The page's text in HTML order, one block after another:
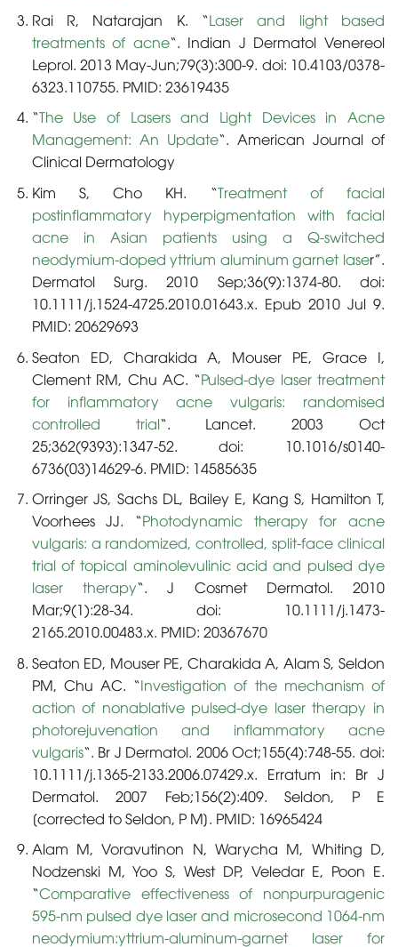
Rai R, Natarajan K. “Laser and light based
treatments of acne“. Indian J Dermatol Venereol
Leprol. 2013 May-Jun;79(3):300-9. doi: 10.4103/0378-
6323.110755. PMID: 23619435
“The Use of Lasers and Light Devices in Acne
Management: An Update“. American Journal of
Clinical Dermatology
Kim S, Cho KH. “Treatment of facial
postinflammatory hyperpigmentation with facial
acne in Asian patients using a Q-switched
neodymium-doped yttrium aluminum garnet laser”.
Dermatol Surg. 2010 Sep;36(9):1374-80. doi:
10.1111/j.1524-4725.2010.01643.x. Epub 2010 Jul 9.
PMID: 20629693
Seaton ED, Charakida A, Mouser PE, Grace I,
Clement RM, Chu AC. “Pulsed-dye laser treatment
for inflammatory acne vulgaris: randomised
controlled trial“. Lancet. 2003 Oct
25;362(9393):1347-52. doi: 10.1016/s0140-
6736(03)14629-6. PMID: 14585635
Orringer JS, Sachs DL, Bailey E, Kang S, Hamilton T,
Voorhees JJ. “Photodynamic therapy for acne
vulgaris: a randomized, controlled, split-face clinical
trial of topical aminolevulinic acid and pulsed dye
laser therapy“. J Cosmet Dermatol. 2010
Mar;9(1):28-34. doi: 10.1111/j.1473-
2165.2010.00483.x. PMID: 20367670
Seaton ED, Mouser PE, Charakida A, Alam S, Seldon
PM, Chu AC. “Investigation of the mechanism of
action of nonablative pulsed-dye laser therapy in
photorejuvenation and inflammatory acne
vulgaris“. Br J Dermatol. 2006 Oct;155(4):748-55. doi:
10.1111/j.1365-2133.2006.07429.x. Erratum in: Br J
Dermatol. 2007 Feb;156(2):409. Seldon, P E
[corrected to Seldon, P M]. PMID: 16965424
Alam M, Voravutinon N, Warycha M, Whiting D,
Nodzenski M, Yoo S, West DP, Veledar E, Poon E.
“Comparative effectiveness of nonpurpuragenic
595-nm pulsed dye laser and microsecond 1064-nm
neodymium:yttrium-aluminum-garnet laser for